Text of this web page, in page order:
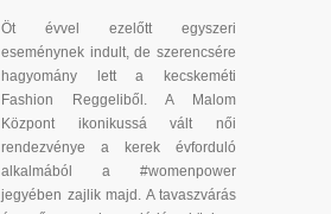
Öt évvel ezelőtt egyszeri
eseménynek indult, de szerencsére
hagyomány lett a kecskeméti
Fashion Reggeliből. A Malom
Központ ikonikussá vált női
rendezvénye a kerek évforduló
alkalmából a #womenpower
jegyében zajlik majd. A tavaszvárás